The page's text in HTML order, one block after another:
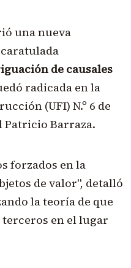
una nueva
de causales
radicada en la
(UFI) N.º 6 de
Patricio Barraza.
forzados en la
de valor", detalló
la teoría de que
en el lugar